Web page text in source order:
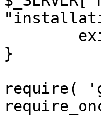
}
require(